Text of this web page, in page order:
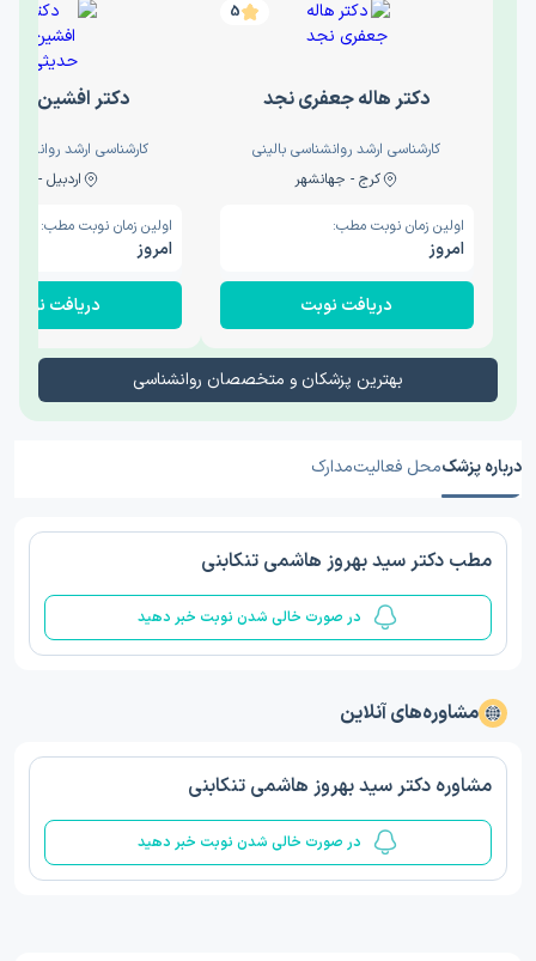
5
دکتر هاله جعفری نجد
کارشناسی ارشد روانشناسی بالینی
کرج - جهانشهر
اولین زمان نوبت مطب:
امروز
دریافت نوبت
دکتر افشین
کارشناسی ارشد
اردبیل - والی
اولین زمان نوبت مطب:
امروز
دریافت نوبت
بهترین پزشکان و متخصصان روانشناسی
درباره پزشکمحل فعالیتمدارک
مطب دکتر سید بهروز هاشمی تنکابنی
در صورت خالی شدن نوبت خبر دهید
مشاوره‌های آنلاین
مشاوره دکتر سید بهروز هاشمی تنکابنی
در صورت خالی شدن نوبت خبر دهید